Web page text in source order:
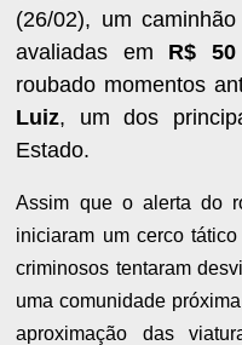
(26/02), um
avaliadas em R$
roubado momentos
Luiz, um dos
Estado.
Assim que o alerta do
iniciaram um cerco
criminosos tentaram
uma comunidade
aproximação das